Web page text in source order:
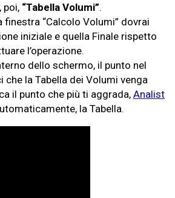
poi, “Tabella Volumi”.
finestra “Calcolo Volumi” dovrai
iniziale e quella Finale rispetto
l’operazione.
dello schermo, il punto nel
che la Tabella dei Volumi venga
il punto che più ti aggrada,Analist
la Tabella.